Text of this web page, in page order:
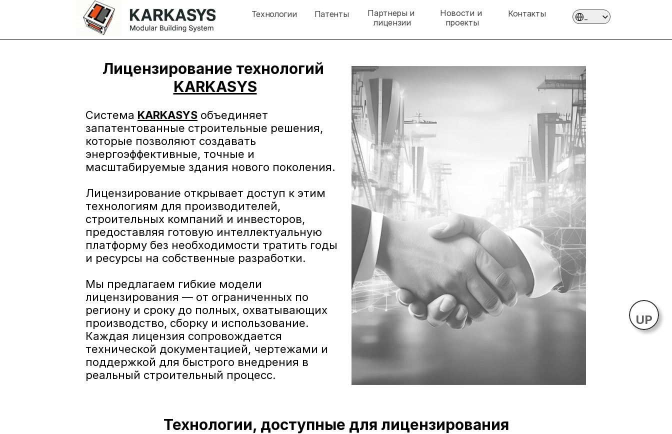
Select Language
Технологии
Партнеры и
лицензии
Патенты
Новости и
проекты
Контакты
UP
Технологии, доступные для лицензирования
KARKASYS
Система KARKASYS объединяет
запатентованные строительные решения,
которые позволяют создавать
энергоэффективные, точные и
масштабируемые здания нового поколения.
Лицензирование открывает доступ к этим
технологиям для производителей,
строительных компаний и инвесторов,
предоставляя готовую интеллектуальную
платформу без необходимости тратить годы
и ресурсы на собственные разработки.
Мы предлагаем гибкие модели
лицензирования — от ограниченных по
региону и сроку до полных, охватывающих
производство, сборку и использование.
Каждая лицензия сопровождается
технической документацией, чертежами и
поддержкой для быстрого внедрения в
реальный строительный процесс.